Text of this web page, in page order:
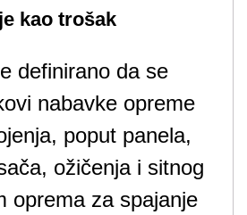
kao trošak
definirano da se
nabavke opreme
poput panela,
ožičenja i sitnog
oprema za spajanje